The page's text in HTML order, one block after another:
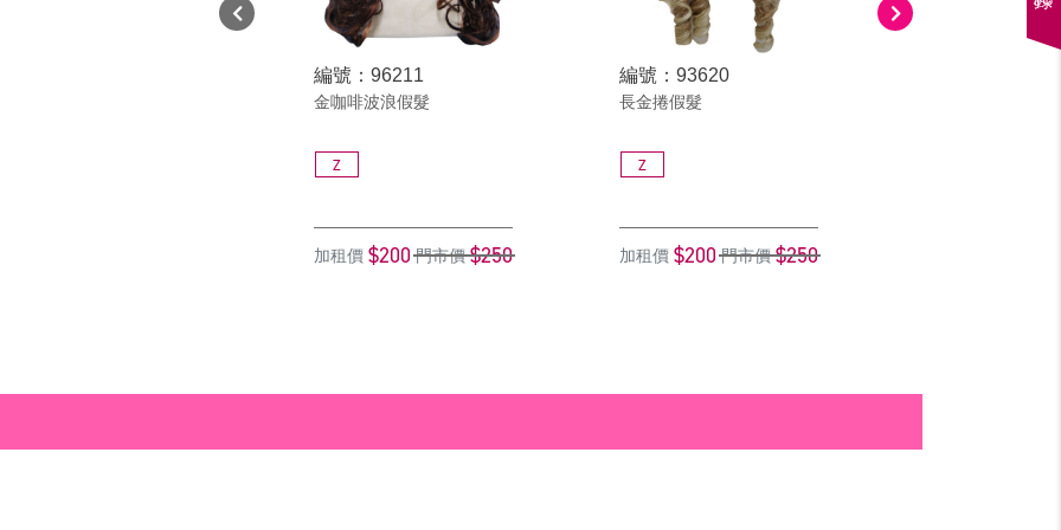
編號：96211
金咖啡波浪假髮
Z
加租價 $200 門市價 $250
編號：93620
長金捲假髮
Z
加租價 $200 門市價 $250